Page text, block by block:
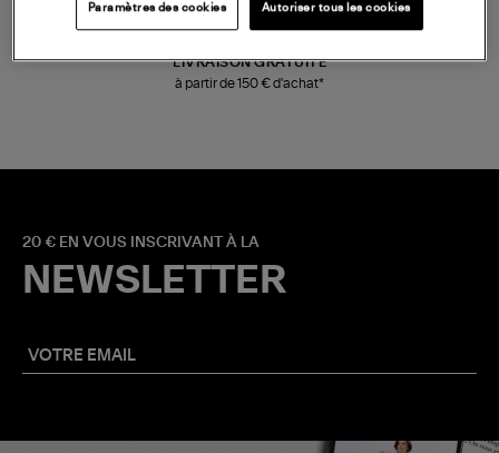
LIVRAISON GRATUITE
à partir de 150 € d'achat*
20 € EN VOUS INSCRIVANT À LA
NEWSLETTER
Paramètres des cookies Autoriser tous les cookies